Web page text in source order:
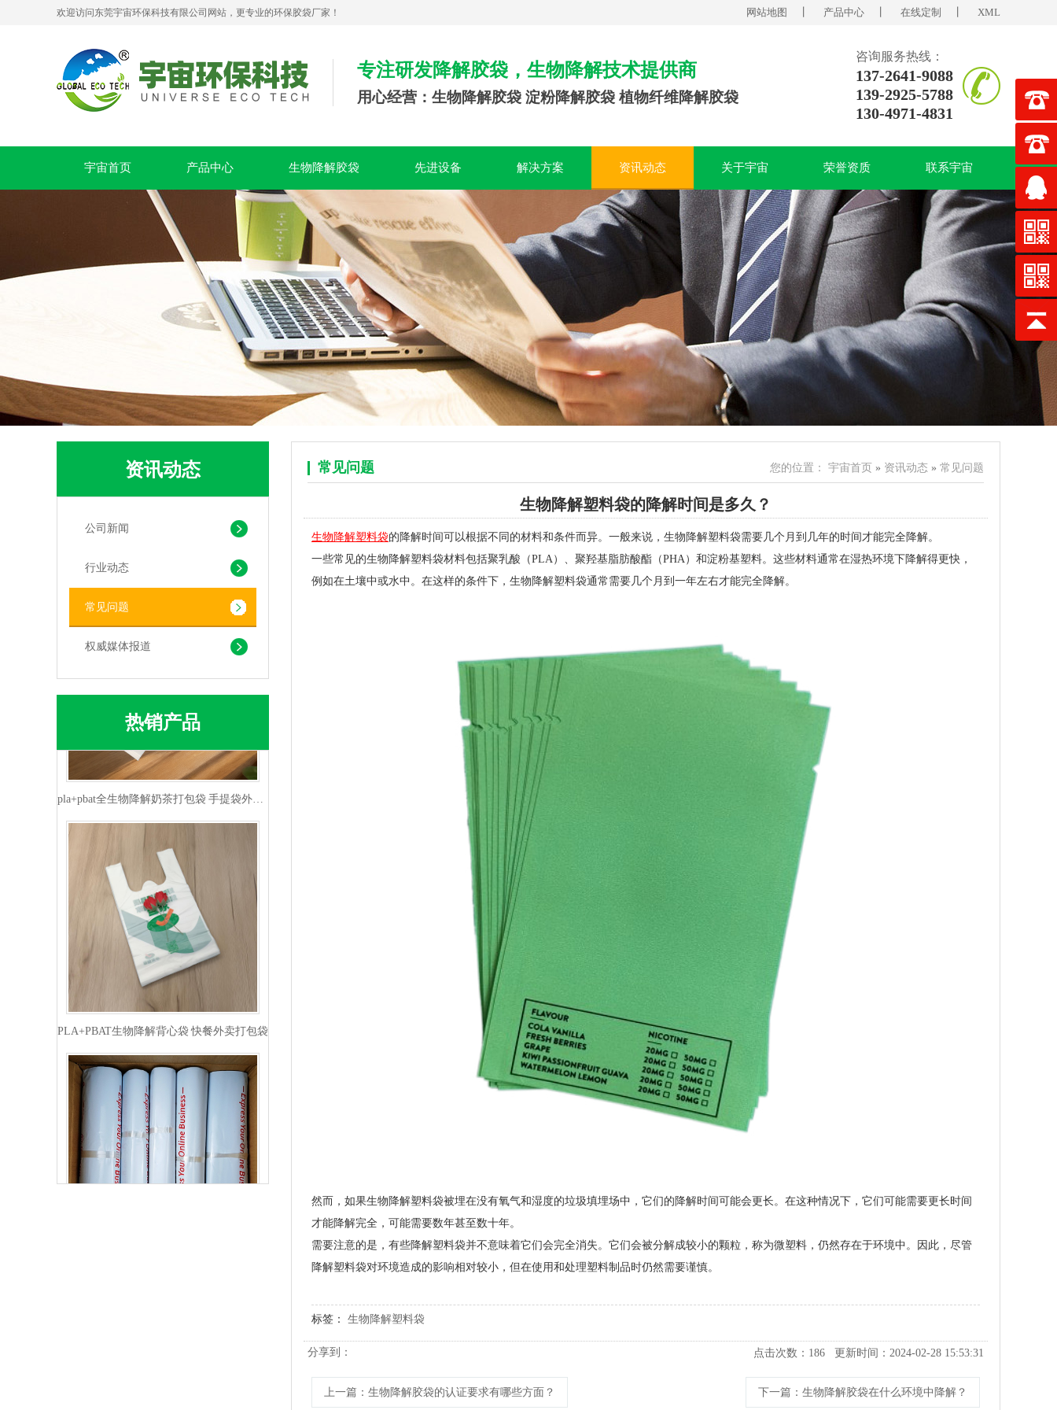
欢迎访问东莞宇宙环保科技有限公司网站，更专业的环保胶袋厂家！ 网站地图 产品中心 在线定制 XML
专注研发降解胶袋，生物降解技术提供商
用心经营：生物降解胶袋 淀粉降解胶袋 植物纤维降解胶袋
咨询服务热线：
137-2641-9088
139-2925-5788
130-4971-4831
宇宙首页 产品中心 生物降解胶袋 先进设备 解决方案 资讯动态 关于宇宙 荣誉资质 联系宇宙
资讯动态
公司新闻
行业动态
常见问题
权威媒体报道
热销产品
生物降解拉链贴骨密封袋 PLA+PBAT 可堆肥服装包装袋
PLA+PBAT全生物降解贴骨袋 密封包装袋 五金包装
可堆肥生物降解服装手挽袋 环保购物手提袋按需定制印刷
pla+pbat全生物降解奶茶打包袋 手提袋外卖包装
PLA+PBAT生物降解背心袋 快餐外卖打包袋
常见问题 您的位置： 宇宙首页 » 资讯动态 » 常见问题
生物降解塑料袋的降解时间是多久？
生物降解塑料袋的降解时间可以根据不同的材料和条件而异。一般来说，生物降解塑料袋需要几个月到几年的时间才能完全降解。
一些常见的生物降解塑料袋材料包括聚乳酸（PLA）、聚羟基脂肪酸酯（PHA）和淀粉基塑料。这些材料通常在湿热环境下降解得更快，
例如在土壤中或水中。在这样的条件下，生物降解塑料袋通常需要几个月到一年左右才能完全降解。
然而，如果生物降解塑料袋被埋在没有氧气和湿度的垃圾填埋场中，它们的降解时间可能会更长。在这种情况下，它们可能需要更长时间
才能降解完全，可能需要数年甚至数十年。
需要注意的是，有些降解塑料袋并不意味着它们会完全消失。它们会被分解成较小的颗粒，称为微塑料，仍然存在于环境中。因此，尽管
降解塑料袋对环境造成的影响相对较小，但在使用和处理塑料制品时仍然需要谨慎。
标签： 生物降解塑料袋
分享到： 点击次数： 186 更新时间：2024-02-28 15:53:31
上一篇 ：生物降解胶袋的认证要求有哪些方面？ 下一篇 ：生物降解胶袋在什么环境中降解？